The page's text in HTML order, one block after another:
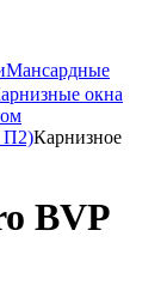
Мансардные
окна
П2)Карнизное
BVP